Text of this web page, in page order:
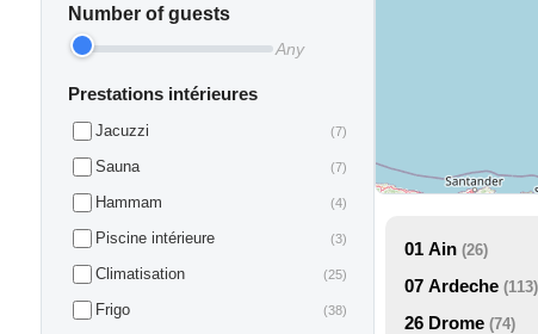
Number of guests
Any
Prestations intérieures
Jacuzzi (7)
Sauna (7)
Hammam (4)
Piscine intérieure (3)
Climatisation (25)
Frigo (38)
01 Ain (26)
07 Ardeche (113)
26 Drome (74)